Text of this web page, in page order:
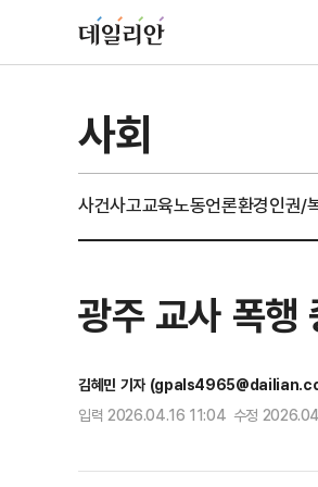
사회
사건사고교육노동언론환경인권/
광주 교사 폭행
김혜민 기자
입력 2026.04.16 11:04 수정